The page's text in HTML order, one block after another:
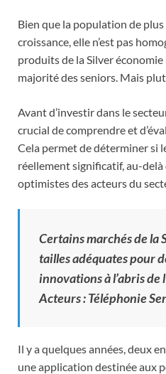
Bien que la population de
croissance, elle n’est pas
produits de la Silver économie
majorité des seniors. Mais
Avant d’investir dans le
crucial de comprendre et
Cela permet de déterminer si
réellement significatif, au-
optimistes des acteurs du
Certains marchés de la
tailles adéquates pour
innovations à l’abris de
Acteurs : Téléphonie
Il y a quelques années, deux
une application destinée aux